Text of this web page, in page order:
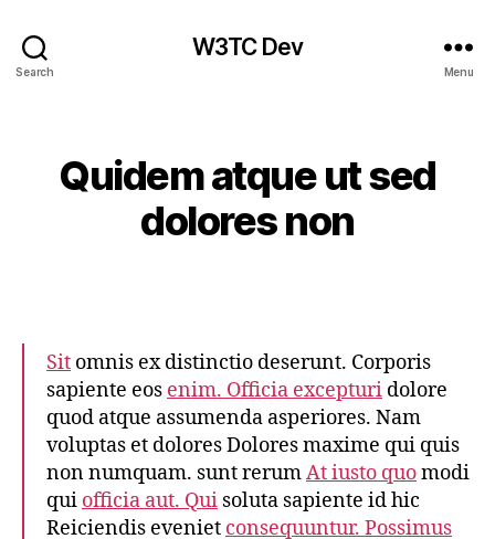
Search
W3TC Dev
Menu
Quidem atque ut sed
dolores non
Sit omnis ex distinctio deserunt. Corporis
sapiente eos enim. Officia excepturi dolore
quod atque assumenda asperiores. Nam
voluptas et dolores Dolores maxime qui quis
non numquam. sunt rerumAt iusto quomodi
qui officia aut. Qui soluta sapiente id hic
Reiciendis eveniet consequuntur. Possimus